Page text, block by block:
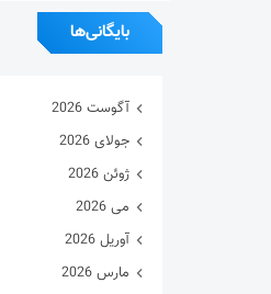
بایگانی‌ها
آگوست 2026
جولای 2026
ژوئن 2026
می 2026
آوریل 2026
مارس 2026